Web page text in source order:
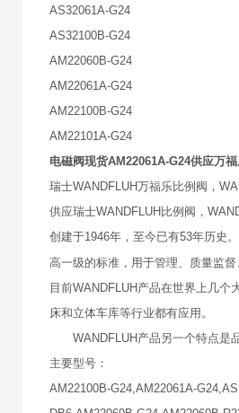
AS32061A-G24
AS32100B-G24
AM22060B-G24
AM22061A-G24
AM22100B-G24
AM22101A-G24
电磁阀现货AM22061A-G24供应万
瑞士WANDFLUH万福乐比例阀，
供应瑞士WANDFLUH比例阀，
创建于1946年，至今已有53年历史
高一级的标准，用于管理、质量监
目前WANDFLUH产品在世界上几
床和立体车库等行业都有应用。
WANDFLUH产品另一个特点是品
主要型号：
AM22100B-G24,AM22061A-